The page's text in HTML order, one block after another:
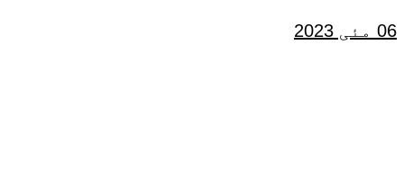
06 مئی 2023